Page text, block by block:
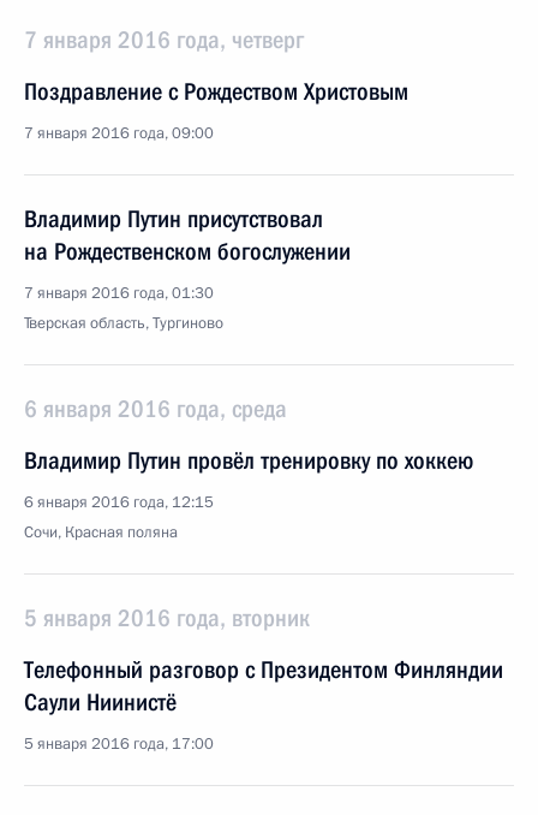
7 января 2016 года, четверг
Поздравление с Рождеством Христовым
7 января 2016 года, 09:00
Владимир Путин присутствовал
на Рождественском богослужении
7 января 2016 года, 01:30
Тверская область, Тургиново
6 января 2016 года, среда
Владимир Путин провёл тренировку по хоккею
6 января 2016 года, 12:15
Сочи, Красная поляна
5 января 2016 года, вторник
Телефонный разговор с Президентом Финляндии
Саули Ниинистё
5 января 2016 года, 17:00